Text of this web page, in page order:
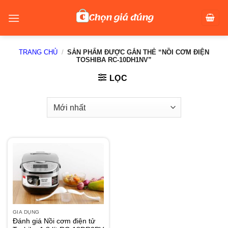
TRANG CHỦ / SẢN PHẨM ĐƯỢC GẮN THẺ “NỒI CƠM ĐIỆN
TOSHIBA RC-10DH1NV”
LỌC
GIA DỤNG
Đánh giá Nồi cơm điện tử